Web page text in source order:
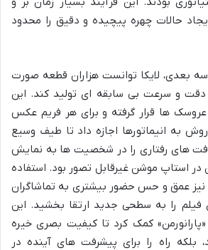
حالات چهره پیچیده و دقیق را محدود
بعدی، لایکا توانست هزاران قطعه صورت
دقت و سرعت بی سابقه ای تولید کند. این
ها قرار گرفته و برای هر فریم عکس
به انیماتورها اجازه داد تا طیف وسیع
های رفتاری را در شخصیت ها به نمایش
در استاپ موشن غیرقابل تصور بود. استفاده
عمق و حس حضور بیشتری به تماشاگران
را به سطحی جدید ارتقا بخشید. این
کمک کرد تا کیفیت بصری خیره
بلکه راه را برای پیشرفت های آینده در